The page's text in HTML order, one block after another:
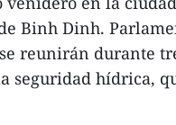
Binh Dinh.
reunirán durante
seguridad hídrica,